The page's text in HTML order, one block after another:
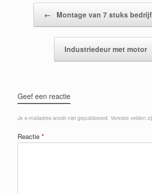
← Montage van 7 stuks
Industriedeur met motor
Geef een reactie
Je e-mailadres wordt niet gepubliceerd. Vereiste velden
Reactie *